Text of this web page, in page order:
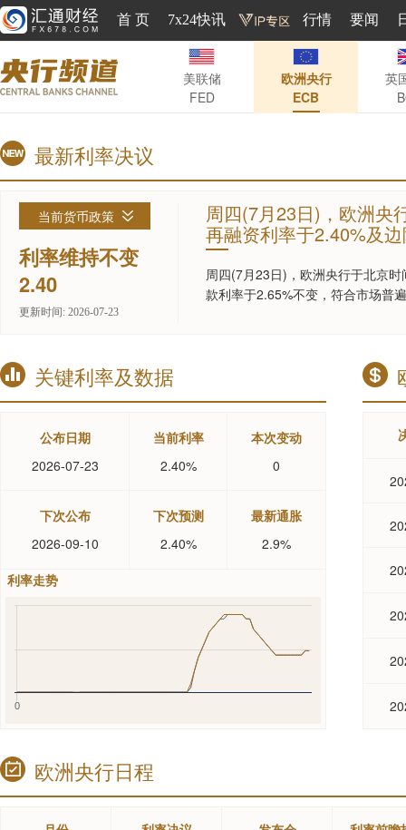
首 页 7x24快讯 行情 要闻
美联储
FED
欧洲央行
ECB
英
最新利率决议
当前货币政策
利率维持不变
2.40
更新时间: 2026-07-23
周四(7月23日)，欧洲央
再融资利率于2.40%及
期。
周四(7月23日)， 欧洲央行于北京时
款利率于2.65%不变，符合市场普
关键利率及数据
公布日期
2026-07-23
当前利率
2.40%
本次变动
0
下次公布
2026-09-10
下次预测
2.40%
最新通胀
2.9%
利率走势
0
欧洲央行日程